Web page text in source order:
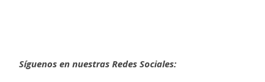
Síguenos en nuestras Redes Sociales: